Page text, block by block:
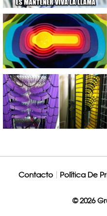
Contacto Política De
© 2026